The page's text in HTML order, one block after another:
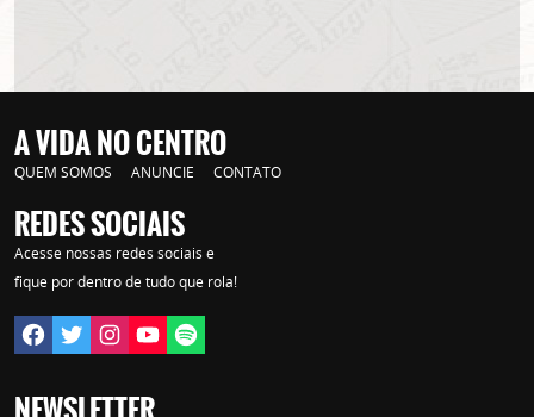
A VIDA NO CENTRO
QUEM SOMOS ANUNCIE CONTATO
REDES SOCIAIS
Acesse nossas redes sociais e
fique por dentro de tudo que rola!
Lorem ipsum dolor sit amet, consectetur adipisicing elit. Autem assumenda
labore quia nobis nihil tempora praesentium distinctio, id, quibusdam est.